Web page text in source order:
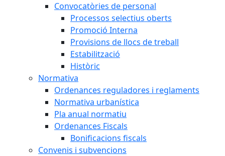
Convocatòries de personal
Processos selectius oberts
Promoció Interna
Provisions de llocs de treball
Estabilització
Històric
Normativa
Ordenances reguladores i reglaments
Normativa urbanística
Pla anual normatiu
Ordenances Fiscals
Bonificacions fiscals
Convenis i subvencions